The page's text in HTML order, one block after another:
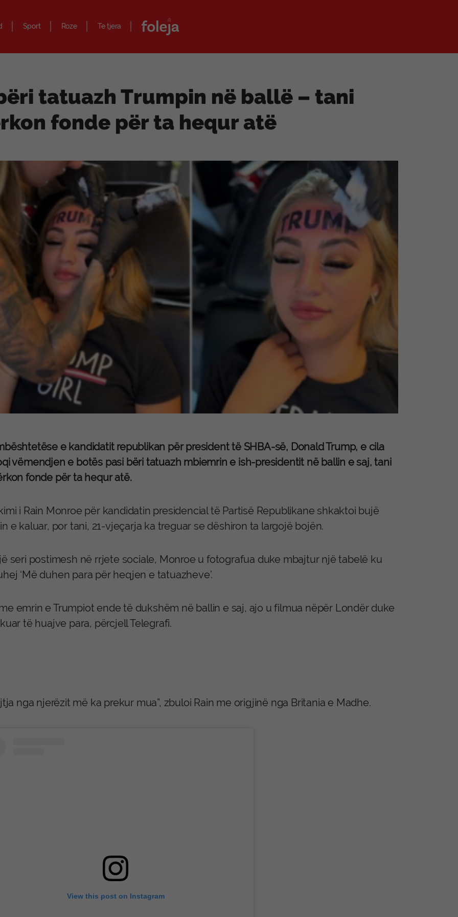
Sport Roze Te tjera
tatuazh Trumpin në ballë – tani
fonde për ta hequr atë
e kandidatit republikan për president të SHBA-së, Donald Trump, e cila
vëmendjen e botës pasi bëri tatuazh mbiemrin e ish-presidentit në ballin e saj, tani
fonde për ta hequr atë.
i Rain Monroe për kandidatin presidencial të Partisë Republikane shkaktoi bujë
e kaluar, por tani, 21-vjeçarja ka treguar se dëshiron ta largojë bojën.
seri postimesh në rrjete sociale, Monroe u fotografua duke mbajtur një tabelë ku
‘Më duhen para për heqjen e tatuazheve’.
emrin e Trumpiot ende të dukshëm në ballin e saj, ajo u filmua nëpër Londër duke
të huajve para, përcjell Telegrafi.
nga njerëzit më ka prekur mua”, zbuloi Rain me origjinë nga Britania e Madhe.
View this post on Instagram